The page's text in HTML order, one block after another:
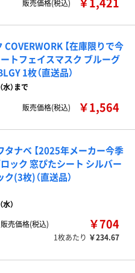
販売価格(税込)
【在庫限りで今
ートフェイスマスク ブルーグ
1枚（直送品）
水）まで
販売価格(税込)
￥1,564
タナベ 【2025年メーカー今季
ック 窓ぴたシート シルバー
(3枚)（直送品）
）
販売価格(税込)
￥704
1枚あたり ￥234.67